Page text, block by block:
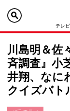
テレ
川島明＆佐
斉調査』小
井翔、なに
クイズバト